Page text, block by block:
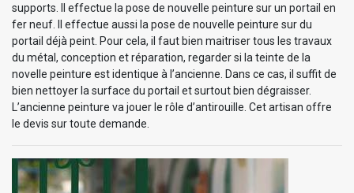
supports. Il effectue la pose de nouvelle peinture sur un portail en
fer neuf. Il effectue aussi la pose de nouvelle peinture sur du
portail déjà peint. Pour cela, il faut bien maitriser tous les travaux
du métal, conception et réparation, regarder si la teinte de la
novelle peinture est identique à l’ancienne. Dans ce cas, il suffit de
bien nettoyer la surface du portail et surtout bien dégraisser.
L’ancienne peinture va jouer le rôle d’antirouille. Cet artisan offre
le devis sur toute demande.